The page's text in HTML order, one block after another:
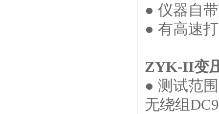
● 仪器自
● 有高速
ZYK-II变
● 测试范
无绕组